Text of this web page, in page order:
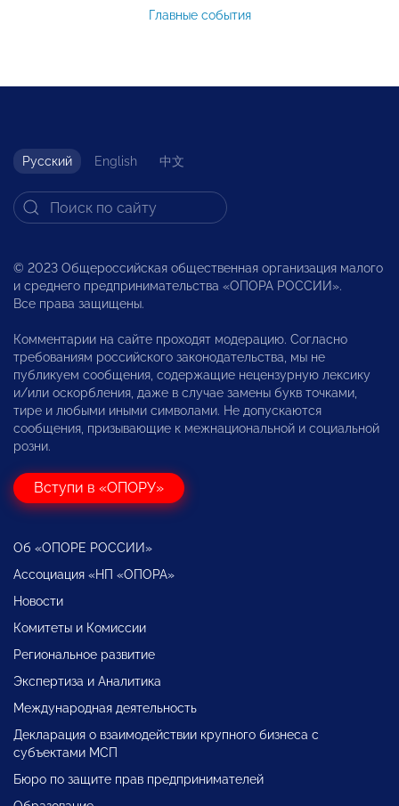
Главные события
Русский English 中文
© 2023 Общероссийская общественная организация малого
и среднего предпринимательства «ОПОРА РОССИИ».
Все права защищены.
Комментарии на сайте проходят модерацию. Согласно
требованиям российского законодательства, мы не
публикуем сообщения, содержащие нецензурную лексику
и/или оскорбления, даже в случае замены букв точками,
тире и любыми иными символами. Не допускаются
сообщения, призывающие к межнациональной и социальной
розни.
Вступи в «ОПОРУ»
Об «ОПОРЕ РОССИИ»
Ассоциация «НП «ОПОРА»
Новости
Комитеты и Комиссии
Региональное развитие
Экспертиза и Аналитика
Международная деятельность
Декларация о взаимодействии крупного бизнеса с
субъектами МСП
Бюро по защите прав предпринимателей